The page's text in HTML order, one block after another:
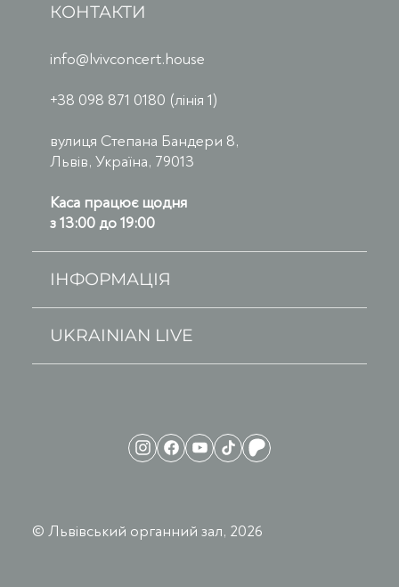
© Львівський органний зал, 2026
КОНТАКТИ
info@lvivconcert.house
+38 098 871 0180 (лінія 1)
вулиця Степана Бандери 8,
Львів, Україна, 79013
Каса працює щодня
з 13:00 до 19:00
ІНФОРМАЦІЯ
UKRAINIAN LIVE